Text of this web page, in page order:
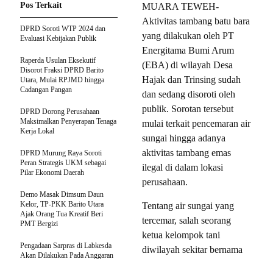
MUARA TEWEH-
Aktivitas tambang batu bara
yang dilakukan oleh PT
Energitama Bumi Arum
(EBA) di wilayah Desa
Hajak dan Trinsing sudah
dan sedang disoroti oleh
publik. Sorotan tersebut
mulai terkait pencemaran air
sungai hingga adanya
aktivitas tambang emas
ilegal di dalam lokasi
perusahaan.
Tentang air sungai yang
tercemar, salah seorang
ketua kelompok tani
diwilayah sekitar bernama
Pos Terkait
DPRD Soroti WTP 2024 dan
Evaluasi Kebijakan Publik
Raperda Usulan Eksekutif
Disorot Fraksi DPRD Barito
Utara, Mulai RPJMD hingga
Cadangan Pangan
DPRD Dorong Perusahaan
Maksimalkan Penyerapan Tenaga
Kerja Lokal
DPRD Murung Raya Soroti
Peran Strategis UKM sebagai
Pilar Ekonomi Daerah
Demo Masak Dimsum Daun
Kelor, TP-PKK Barito Utara
Ajak Orang Tua Kreatif Beri
PMT Bergizi
Pengadaan Sarpras di Labkesda
Akan Dilakukan Pada Anggaran